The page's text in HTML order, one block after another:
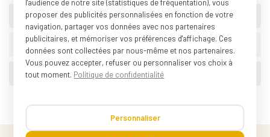
BPA 0%
Origine Corée du sud
Poids (conditionnement) 0.010 kg
l'audience de notre site (statistiques de fréquentation), vous
proposer des publicités personnalisées en fonction de votre
navigation, partager vos données avec nos partenaires
publicitaires, et mémoriser vos préférences d'affichage. Ces
données sont collectées par nous-même et nos partenaires.
Vous pouvez accepter, refuser ou personnaliser vos choix à
tout moment. Politique de confidentialité
Personnaliser